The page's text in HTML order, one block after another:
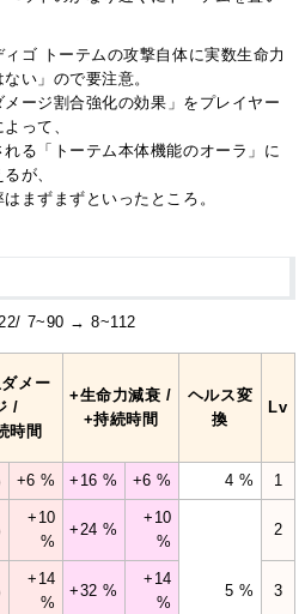
ゴ トーテムの攻撃自体に実数生命力
い」ので要注意。
ージ割合強化の効果」をプレイヤー
って、
る「トーテム本体機能のオーラ」に
が、
まずまずといったところ。
7~90 → 8~112
メー
/
時間
+生命力減衰 /
+持続時間
ヘルス変
換
Lv
+6 % +16 % +6 % 4 % 1
+10
%
+24 %
+10
%
5 %
2
+14
%
+32 %
+14
%
3